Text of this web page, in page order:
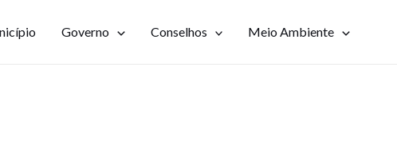
Governo Conselhos Meio Ambiente